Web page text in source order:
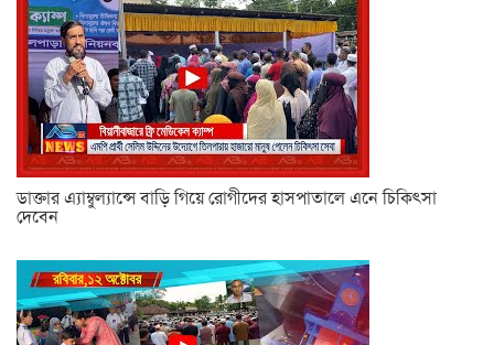
ডাক্তার এ্যাম্বুল্যান্সে বাড়ি গিয়ে রোগীদের হাসপাতালে এনে চিকিৎসা
দেবেন